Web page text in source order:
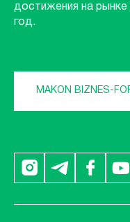
достижения на
год.
MAKON BIZNES-